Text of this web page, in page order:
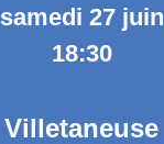
samedi 27 juin
18:30
Villetaneuse